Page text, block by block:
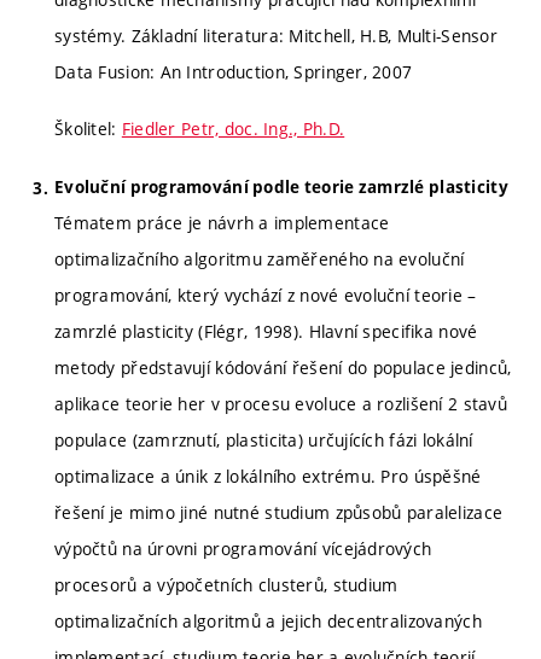
systémy. Základní literatura: Mitchell, H.B, Multi-Sensor
Data Fusion: An Introduction, Springer, 2007
Školitel: Fiedler Petr, doc. Ing., Ph.D.
Evoluční programování podle teorie zamrzlé plasticity
Tématem práce je návrh a implementace
optimalizačního algoritmu zaměřeného na evoluční
programování, který vychází z nové evoluční teorie –
zamrzlé plasticity (Flégr, 1998). Hlavní specifika nové
metody představují kódování řešení do populace jedinců,
aplikace teorie her v procesu evoluce a rozlišení 2 stavů
populace (zamrznutí, plasticita) určujících fázi lokální
optimalizace a únik z lokálního extrému. Pro úspěšné
řešení je mimo jiné nutné studium způsobů paralelizace
výpočtů na úrovni programování vícejádrových
procesorů a výpočetních clusterů, studium
optimalizačních algoritmů a jejich decentralizovaných